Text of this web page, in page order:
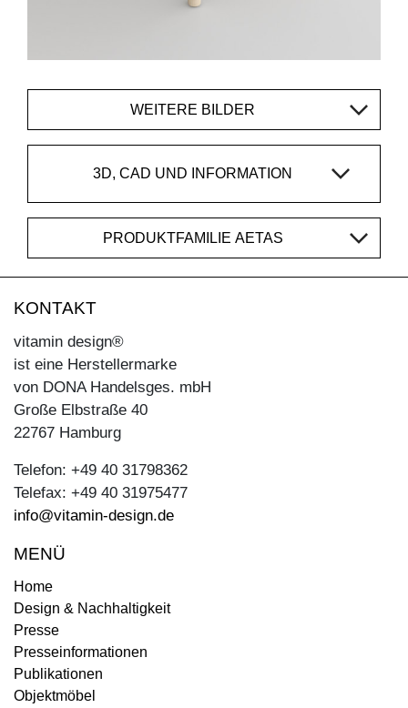
WEITERE BILDER
3D, CAD UND INFORMATION
PRODUKTFAMILIE AETAS
KONTAKT
vitamin design®
ist eine Herstellermarke
von DONA Handelsges. mbH
Große Elbstraße 40
22767 Hamburg
Telefon: +49 40 31798362
Telefax: +49 40 31975477
info@vitamin-design.de
MENÜ
Home
Design & Nachhaltigkeit
Presse
Presseinformationen
Publikationen
Objektmöbel